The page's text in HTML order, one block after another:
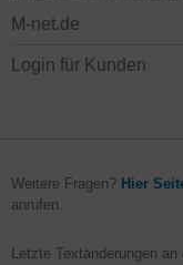
M-net.de
Login für Kunden
Weitere Fragen? Hier
anrufen.
Letzte Textänderungen